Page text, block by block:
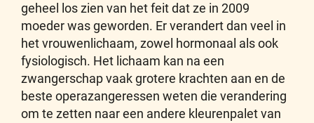
geheel los zien van het feit dat ze in 2009
moeder was geworden. Er verandert dan veel in
het vrouwenlichaam, zowel hormonaal als ook
fysiologisch. Het lichaam kan na een
zwangerschap vaak grotere krachten aan en de
beste operazangeressen weten die verandering
om te zetten naar een andere kleurenpalet van